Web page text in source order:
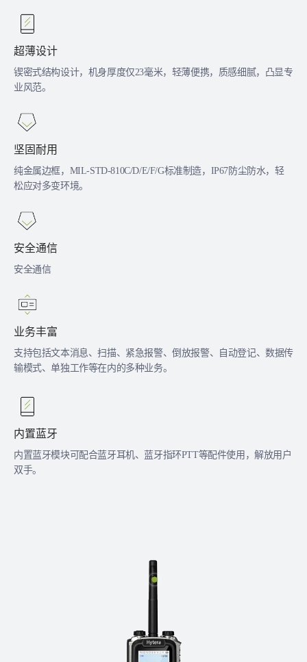
超薄设计
锲密式结构设计，机身厚度仅23毫米，轻薄便携，质感细腻，凸显专
业风范。
坚固耐用
纯金属边框，MIL-STD-810C/D/E/F/G标准制造，IP67防尘防水，轻
松应对多变环境。
安全通信
安全通信
业务丰富
支持包括文本消息、扫描、紧急报警、倒放报警、自动登记、数据传
输模式、单独工作等在内的多种业务。
内置蓝牙
内置蓝牙模块可配合蓝牙耳机、蓝牙指环PTT等配件使用，解放用户
双手。